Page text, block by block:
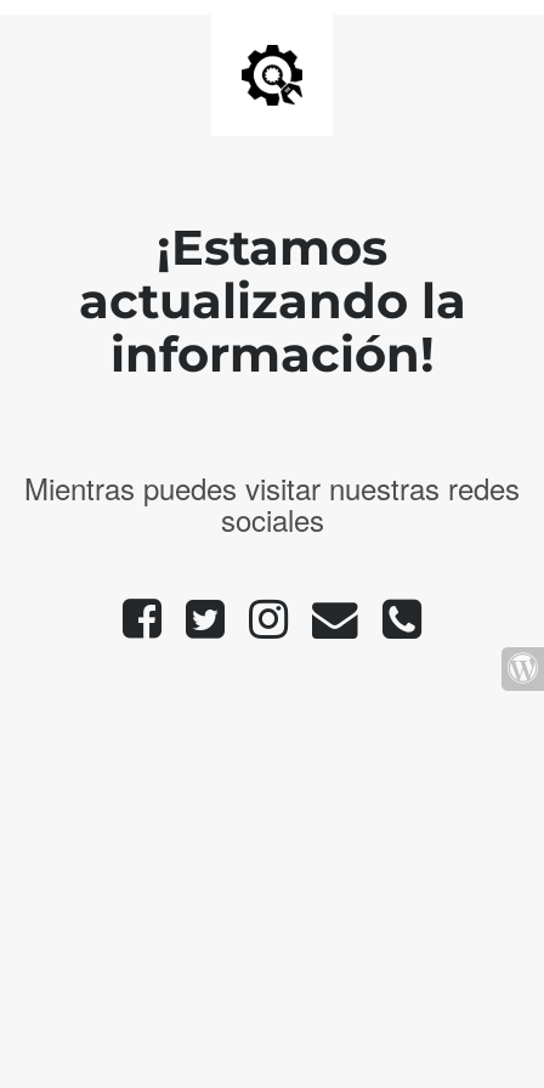
¡Estamos
actualizando la
información!
Mientras puedes visitar nuestras redes
sociales